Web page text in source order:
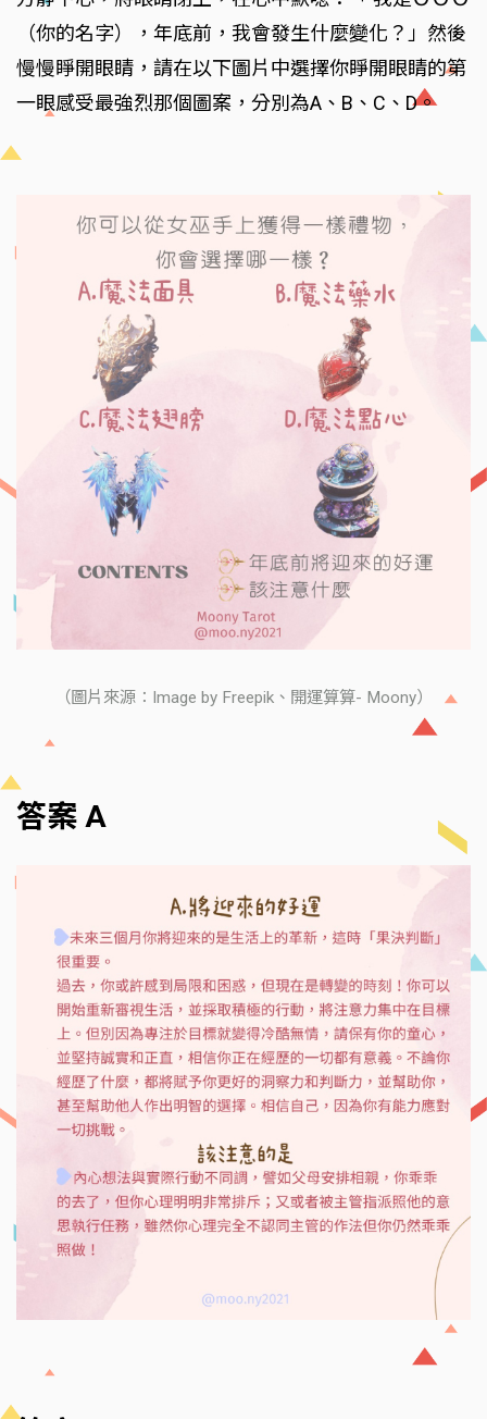
（你的名字），年底前，我會發生什麼變化？」然後
慢慢睜開眼睛，請在以下圖片中選擇你睜開眼睛的第
一眼感受最強烈那個圖案，分別為A、B、C、D。
（圖片來源：Image by Freepik、開運算算- Moony）
答案 A